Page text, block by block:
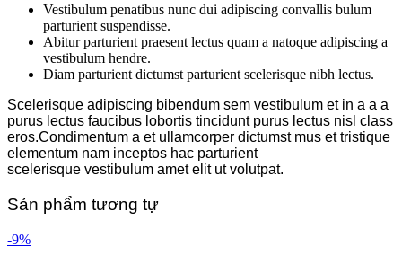
Vestibulum penatibus nunc dui adipiscing convallis bulum
parturient suspendisse.
Abitur parturient praesent lectus quam a natoque adipiscing a
vestibulum hendre.
Diam parturient dictumst parturient scelerisque nibh lectus.
Scelerisque adipiscing bibendum sem vestibulum et in a a a
purus lectus faucibus lobortis tincidunt purus lectus nisl class
eros.Condimentum a et ullamcorper dictumst mus et tristique
elementum nam inceptos hac parturient
scelerisque vestibulum amet elit ut volutpat.
Sản phẩm tương tự
-9%